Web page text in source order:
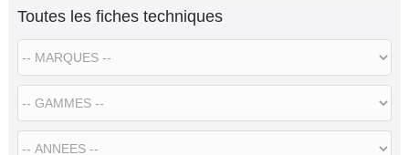
Toutes les fiches techniques